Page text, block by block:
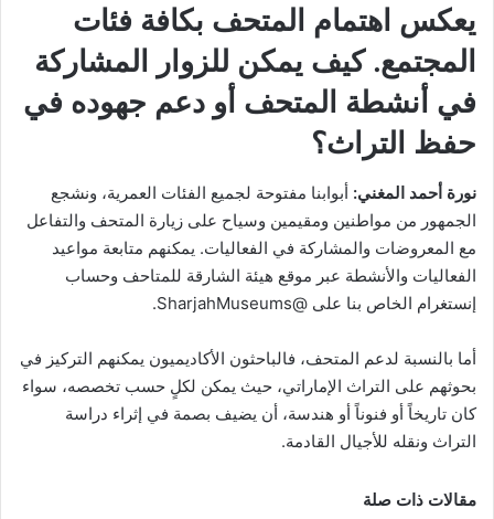
يعكس اهتمام المتحف بكافة فئات
المجتمع. كيف يمكن للزوار المشاركة
في أنشطة المتحف أو دعم جهوده في
حفظ التراث؟
نورة أحمد المغني: أبوابنا مفتوحة لجميع الفئات العمرية، ونشجع
الجمهور من مواطنين ومقيمين وسياح على زيارة المتحف والتفاعل
مع المعروضات والمشاركة في الفعاليات. يمكنهم متابعة مواعيد
الفعاليات والأنشطة عبر موقع هيئة الشارقة للمتاحف وحساب
إنستغرام الخاص بنا على @SharjahMuseums.
أما بالنسبة لدعم المتحف، فالباحثون الأكاديميون يمكنهم التركيز في
بحوثهم على التراث الإماراتي، حيث يمكن لكلٍ حسب تخصصه، سواء
كان تاريخاً أو فنوناً أو هندسة، أن يضيف بصمة في إثراء دراسة
التراث ونقله للأجيال القادمة.
مقالات ذات صلة